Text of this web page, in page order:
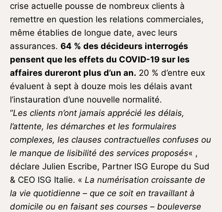
crise actuelle pousse de nombreux clients à
remettre en question les relations commerciales,
même établies de longue date, avec leurs
assurances. 64 % des décideurs interrogés
pensent que les effets du COVID-19 sur les
affaires dureront plus d’un an. 20 % d’entre eux
évaluent à sept à douze mois les délais avant
l’instauration d’une nouvelle normalité.
“Les clients n’ont jamais apprécié les délais,
l’attente, les démarches et les formulaires
complexes, les clauses contractuelles confuses ou
le manque de lisibilité des services proposés« ,
déclare Julien Escribe, Partner ISG Europe du Sud
& CEO ISG Italie. « La numérisation croissante de
la vie quotidienne – que ce soit en travaillant à
domicile ou en faisant ses courses – bouleverse